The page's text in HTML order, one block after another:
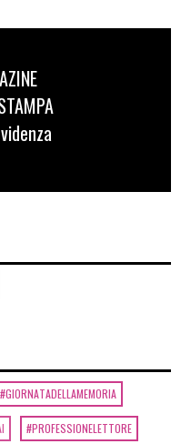
#GIORNATADELLAMEMORIA
#PROFESSIONELETTORE